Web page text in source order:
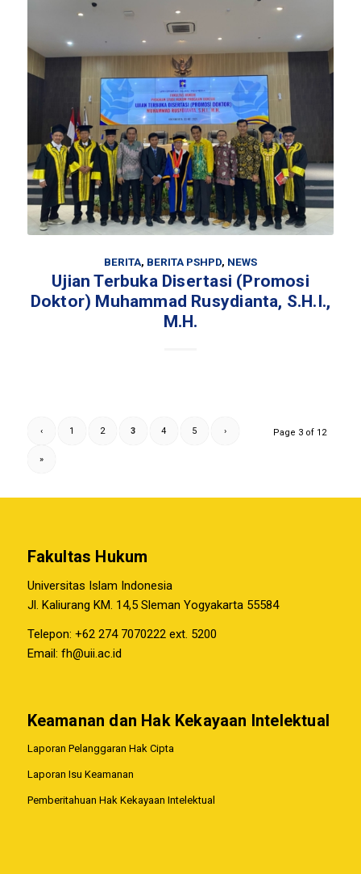
BERITA, BERITA PSHPD, NEWS
Ujian Terbuka Disertasi (Promosi
Doktor) Muhammad Rusydianta, S.H.I.,
M.H.
Page 3 of 12
‹ 1 2 3 4 5 ›
»
Fakultas Hukum
Universitas Islam Indonesia
Jl. Kaliurang KM. 14,5 Sleman Yogyakarta 55584
Telepon: +62 274 7070222 ext. 5200
Email: fh@uii.ac.id
Keamanan dan Hak Kekayaan Intelektual
Laporan Pelanggaran Hak Cipta
Laporan Isu Keamanan
Pemberitahuan Hak Kekayaan Intelektual